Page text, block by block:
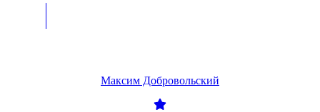
Максим Добровольский